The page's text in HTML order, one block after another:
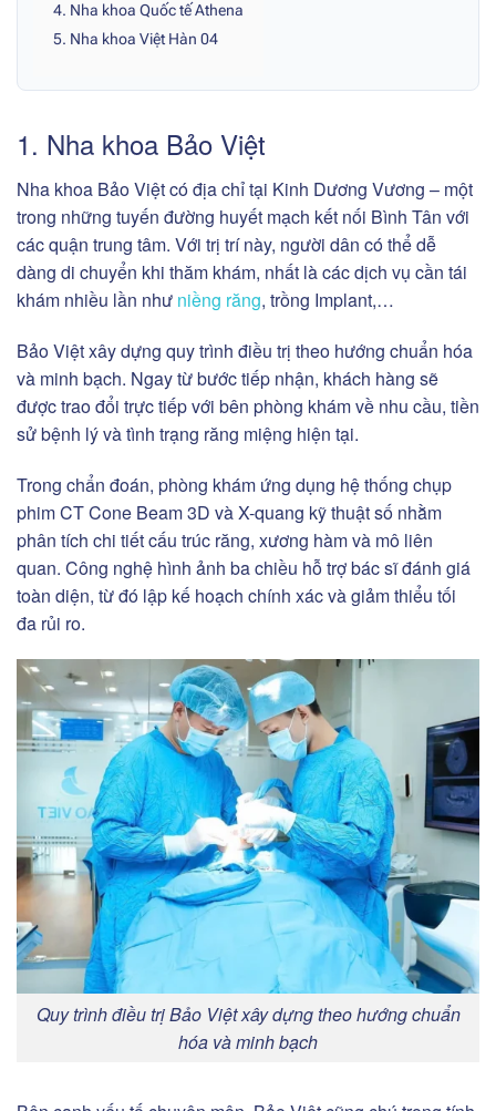
4. Nha khoa Quốc tế Athena
5. Nha khoa Việt Hàn 04
1. Nha khoa Bảo Việt
Nha khoa Bảo Việt có địa chỉ tại Kinh Dương Vương – một
trong những tuyến đường huyết mạch kết nối Bình Tân với
các quận trung tâm. Với trị trí này, người dân có thể dễ
dàng di chuyển khi thăm khám, nhất là các dịch vụ cần tái
khám nhiều lần như niềng răng, trồng Implant,…
Bảo Việt xây dựng quy trình điều trị theo hướng chuẩn hóa
và minh bạch. Ngay từ bước tiếp nhận, khách hàng sẽ
được trao đổi trực tiếp với bên phòng khám về nhu cầu, tiền
sử bệnh lý và tình trạng răng miệng hiện tại.
Trong chẩn đoán, phòng khám ứng dụng hệ thống chụp
phim CT Cone Beam 3D và X-quang kỹ thuật số nhằm
phân tích chi tiết cấu trúc răng, xương hàm và mô liên
quan. Công nghệ hình ảnh ba chiều hỗ trợ bác sĩ đánh giá
toàn diện, từ đó lập kế hoạch chính xác và giảm thiểu tối
đa rủi ro.
Quy trình điều trị Bảo Việt xây dựng theo hướng chuẩn
hóa và minh bạch